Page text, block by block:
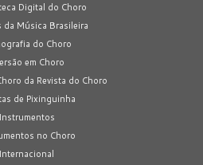
Digital do Choro
da Música Brasileira
do Choro
em Choro
da Revista do Choro
de Pixinguinha
Instrumentos
no Choro
Internacional